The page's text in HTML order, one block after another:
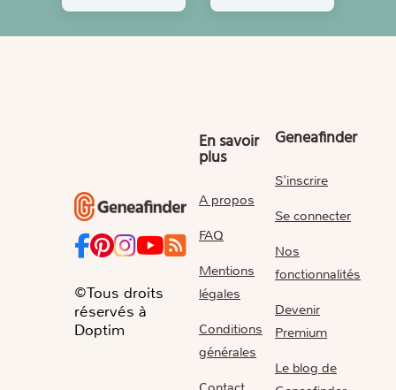
©Tous droits
réservés à
Doptim
En savoir
plus
A propos
FAQ
Mentions
légales
Conditions
générales
Geneafinder
S'inscrire
Se connecter
Nos
fonctionnalités
Devenir
Premium
Le blog de